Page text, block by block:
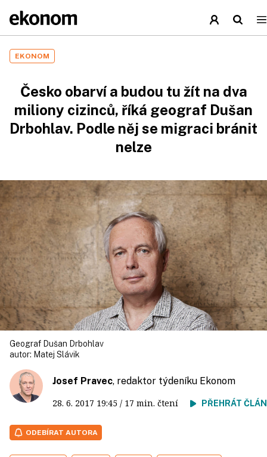
EKONOM
Česko obarví a budou tu žít na dva
miliony cizinců, říká geograf Dušan
Drbohlav. Podle něj se migraci bránit
nelze
Geograf Dušan Drbohlav
autor: Matej Slávik
Josef Pravec, redaktor týdeníku Ekonom
28. 6. 2017 19:45 / 17 min. čtení PŘEHRÁT
ODEBÍRAT AUTORA